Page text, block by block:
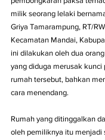
milik seorang lelaki
Griya Tamarampung, RT/
Kecamatan Mandai,
ini dilakukan oleh dua
yang diduga merusak kunci
rumah tersebut, bahkan
cara menendang.
Rumah yang ditinggalkan
oleh pemiliknya itu menjadi